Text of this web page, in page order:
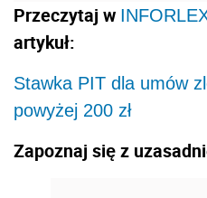
Przeczytaj w
artykuł:
Stawka PIT dla umów
powyżej 200 zł
Zapoznaj się z